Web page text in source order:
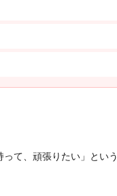
て、頑張りたい」とい